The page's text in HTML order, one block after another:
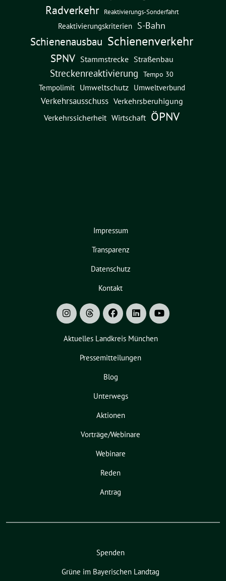
Radverkehr Reaktivierungs-Sonderfahrt
Reaktivierungskriterien S-Bahn
Schienenausbau Schienenverkehr
SPNV Stammstrecke Straßenbau
Streckenreaktivierung Tempo 30
Tempolimit Umweltschutz Umweltverbund
Verkehrsausschuss Verkehrsberuhigung
Verkehrssicherheit Wirtschaft ÖPNV
Impressum
Transparenz
Datenschutz
Kontakt
Aktuelles Landkreis München
Pressemitteilungen
Blog
Unterwegs
Aktionen
Vorträge/Webinare
Webinare
Reden
Antrag
Spenden
Grüne im Bayerischen Landtag